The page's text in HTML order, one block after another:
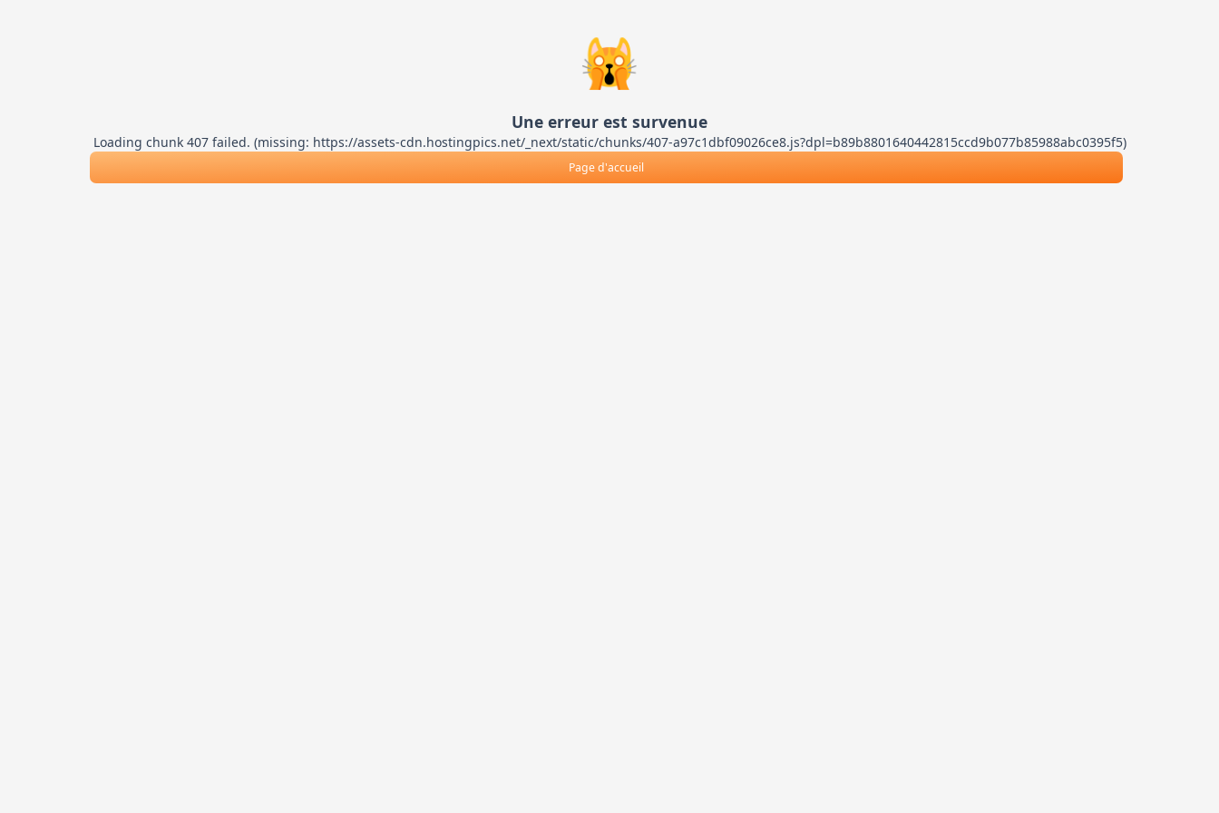
🙀
Une erreur est survenue
Loading chunk 407 failed. (missing: https://assets-cdn.hostingpics.net/_next/static/chunks/407-a97c1dbf09026ce8.js?dpl=b89b8801640442815ccd9b077b85988abc0395f5)
Page d'accueil